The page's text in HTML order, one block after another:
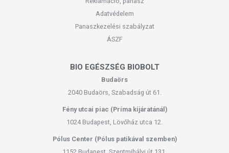
Adatvédelem
Panaszkezelési szabályzat
ÁSZF
BIO EGÉSZSÉG BIOBOLT
Budaörs
2040 Budaörs, Szabadság út 61.
Fény utcai piac (Príma kijáratánál)
1024 Budapest, Lövőház utca 12.
Pólus Center (Pólus patikával szemben)